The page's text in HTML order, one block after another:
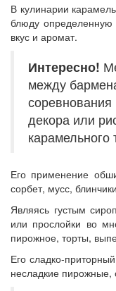
В кулинарии
блюду определенную
вкус и аромат.
Интересно!
между
декора или
карамельного
Его применение
сорбет, мусс,
Являясь густым
или прослойки во
пирожное, торты,
Его сладко-
несладкие